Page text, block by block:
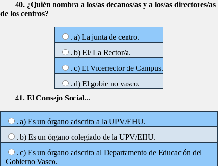
40. ¿Quién nombra a los/as decanos/as y a los/as directores/as
de los centros?
. a) La junta de centro.
. b) El/ La Rector/a.
. c) El Vicerrector de Campus.
. d) El gobierno vasco.
41. El Consejo Social...
. a) Es un órgano adscrito a la UPV/EHU.
. b) Es un órgano colegiado de la UPV/EHU.
. c) Es un órgano adscrito al Departamento de Educación del
Gobierno Vasco.